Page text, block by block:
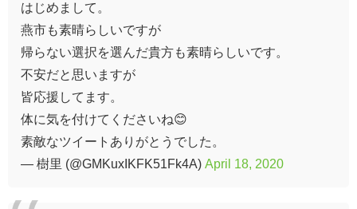
はじめまして。
燕市も素晴らしいですが
帰らない選択を選んだ貴方も素晴らしいです。
不安だと思いますが
皆応援してます。
体に気を付けてくださいね😊
素敵なツイートありがとうでした。
— 樹里 (@GMKuxIKFK51Fk4A) April 18, 2020